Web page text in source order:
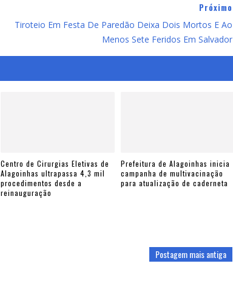
Próximo
Tiroteio Em Festa De Paredão Deixa Dois Mortos E Ao
Menos Sete Feridos Em Salvador
Centro de Cirurgias Eletivas de
Alagoinhas ultrapassa 4,3 mil
procedimentos desde a
reinauguração
Prefeitura de Alagoinhas inicia
campanha de multivacinação
para atualização de caderneta
Postagem mais antiga